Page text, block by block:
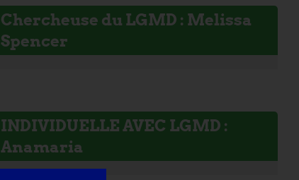
Chercheuse du LGMD : Melissa
Spencer
INDIVIDUELLE AVEC LGMD :
Anamaria